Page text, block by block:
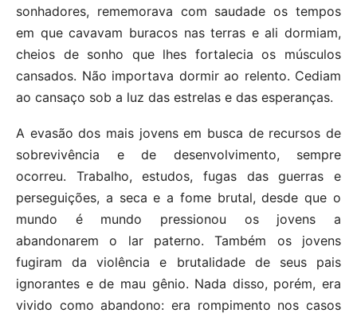
sonhadores, rememorava com saudade os tempos
em que cavavam buracos nas terras e ali dormiam,
cheios de sonho que lhes fortalecia os músculos
cansados. Não importava dormir ao relento. Cediam
ao cansaço sob a luz das estrelas e das esperanças.
A evasão dos mais jovens em busca de recursos de
sobrevivência e de desenvolvimento, sempre
ocorreu. Trabalho, estudos, fugas das guerras e
perseguições, a seca e a fome brutal, desde que o
mundo é mundo pressionou os jovens a
abandonarem o lar paterno. Também os jovens
fugiram da violência e brutalidade de seus pais
ignorantes e de mau gênio. Nada disso, porém, era
vivido como abandono: era rompimento nos casos